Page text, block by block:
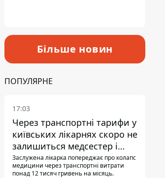
Більше новин
ПОПУЛЯРНЕ
17:03
Через транспортні тарифи у
київських лікарнях скоро не
залишиться медсестер і
санітарок - професор
Голубовська
Заслужена лікарка попереджає про колапс
медицини через транспортні витрати
понад 12 тисяч гривень на місяць.